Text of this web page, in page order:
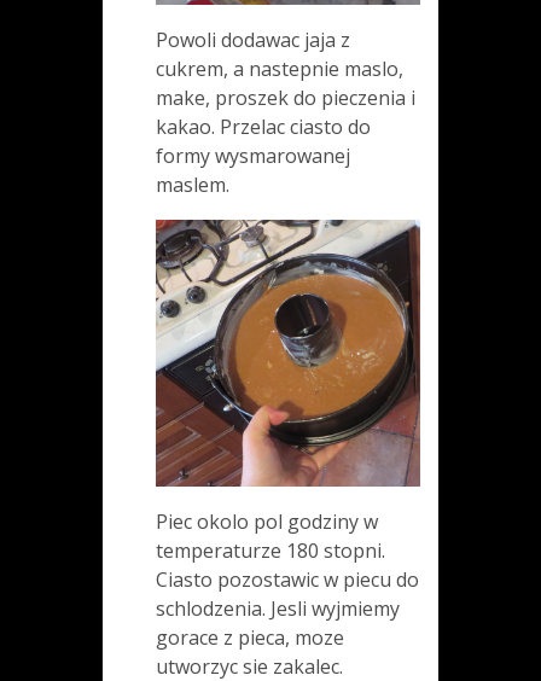
Powoli dodawac jaja z
cukrem, a nastepnie maslo,
make, proszek do pieczenia i
kakao. Przelac ciasto do
formy wysmarowanej
maslem.
Piec okolo pol godziny w
temperaturze 180 stopni.
Ciasto pozostawic w piecu do
schlodzenia. Jesli wyjmiemy
gorace z pieca, moze
utworzyc sie zakalec.